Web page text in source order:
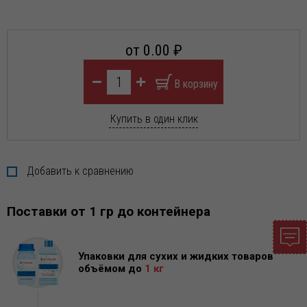
от 0.00 ₽
Купить в один клик
Добавить к сравнению
Поставки от 1 гр до контейнера
Упаковки для сухих и жидких товаров
объёмом до 1 кг